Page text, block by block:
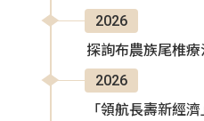
2026
探詢布農族尾椎
2026
「領航長壽新經